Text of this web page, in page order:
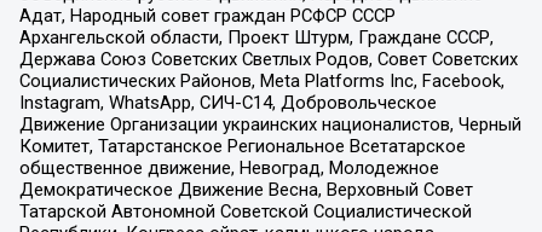
Адат, Народный совет граждан РСФСР СССР
Архангельской области, Проект Штурм, Граждане СССР,
Держава Союз Советских Светлых Родов, Совет Советских
Социалистических Районов, Meta Platforms Inc, Facebook,
Instagram, WhatsApp, СИЧ-С14, Добровольческое
Движение Организации украинских националистов, Черный
Комитет, Татарстанское Региональное Всетатарское
общественное движение, Невоград, Молодежное
Демократическое Движение Весна, Верховный Совет
Татарской Автономной Советской Социалистической